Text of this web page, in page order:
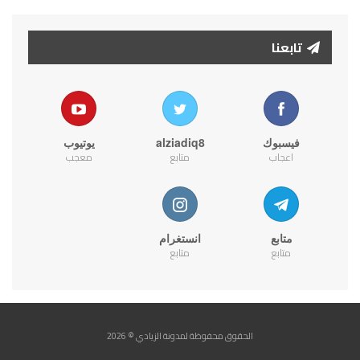
تابعنا
فيسبوك
اعجاب
alziadiq8
متابع
يوتيوب
معجب
متابع
متابع
انستغرام
متابع
الحقوق محفوظة لمدونة الزيادي © 2026